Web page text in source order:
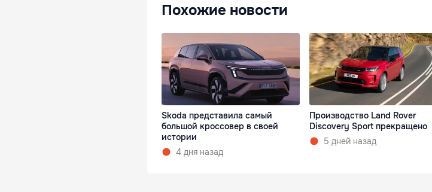
Похожие новости
Skoda представила самый
большой кроссовер в своей
истории
4 дня назад
Производство Land Rover
Discovery Sport прекращено
5 дней назад